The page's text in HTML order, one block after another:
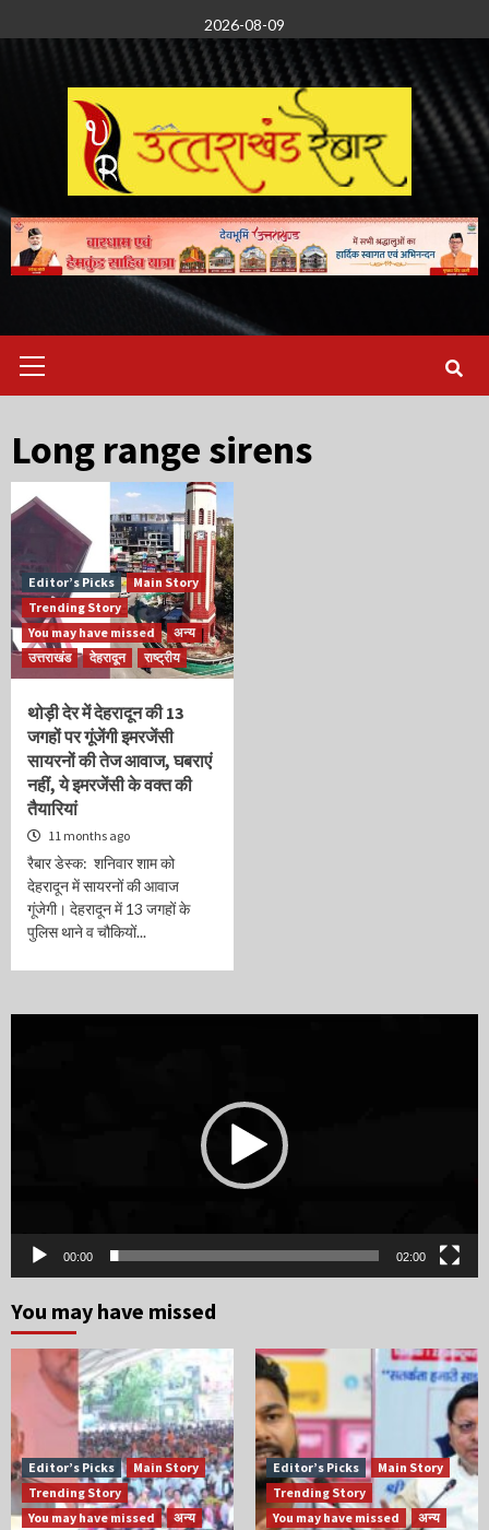
to
2026-08-09
Menu
Long range sirens
Editor’s Picks
Main Story
Trending Story
You may have missed
अन्य
उत्तराखंड
देहरादून राष्ट्रीय
थोड़ी देर में देहरादून की 13
जगहों पर गूंजेंगी इमरजेंसी
सायरनों की तेज आवाज, घबराएं
नहीं, ये इमरजेंसी के वक्त की
तैयारियां
11 months ago
रैबार डेस्क: शनिवार शाम को
देहरादून में सायरनों की आवाज
गूंजेगी। देहरादून में 13 जगहों के
पुलिस थाने व चौकियों...
00:00 02:00
You may have missed
Editor’s Picks
Main Story
Trending Story
You may have missed
अन्य
Editor’s Picks
Main Story
Trending Story
You may have missed
अन्य